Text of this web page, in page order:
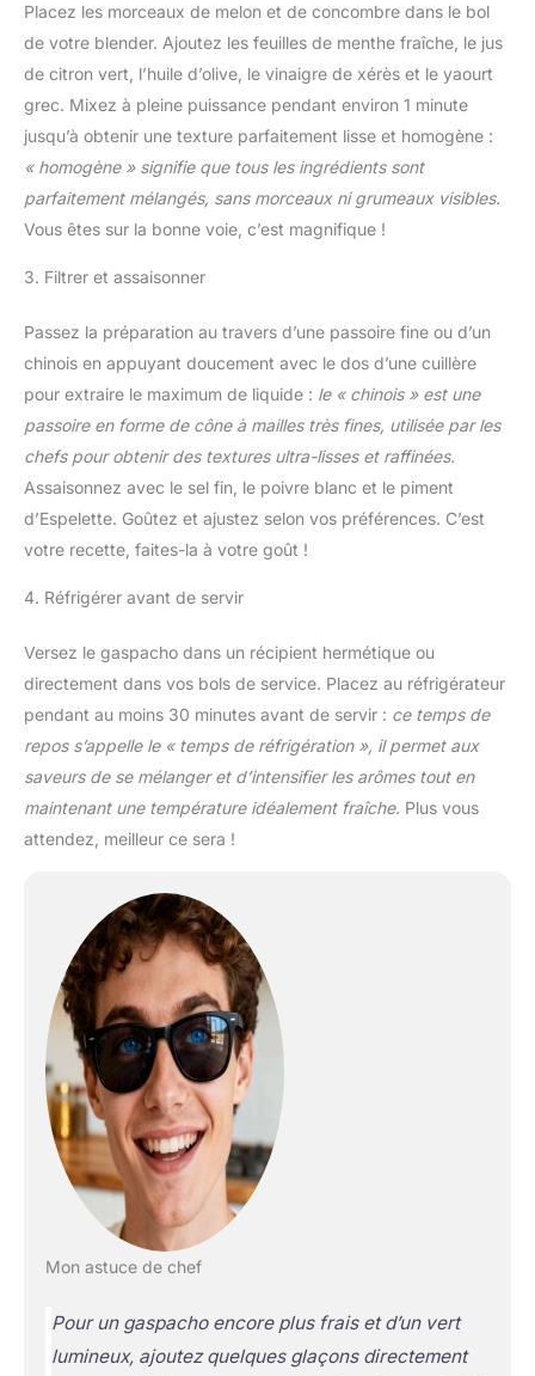
Placez les morceaux de melon et de concombre dans le bol
de votre blender. Ajoutez les feuilles de menthe fraîche, le jus
de citron vert, l’huile d’olive, le vinaigre de xérès et le yaourt
grec. Mixez à pleine puissance pendant environ 1 minute
jusqu’à obtenir une texture parfaitement lisse et homogène :
« homogène » signifie que tous les ingrédients sont
parfaitement mélangés, sans morceaux ni grumeaux visibles.
Vous êtes sur la bonne voie, c’est magnifique !
3. Filtrer et assaisonner
Passez la préparation au travers d’une passoire fine ou d’un
chinois en appuyant doucement avec le dos d’une cuillère
pour extraire le maximum de liquide : le « chinois » est une
passoire en forme de cône à mailles très fines, utilisée par les
chefs pour obtenir des textures ultra-lisses et raffinées.
Assaisonnez avec le sel fin, le poivre blanc et le piment
d’Espelette. Goûtez et ajustez selon vos préférences. C’est
votre recette, faites-la à votre goût !
4. Réfrigérer avant de servir
Versez le gaspacho dans un récipient hermétique ou
directement dans vos bols de service. Placez au réfrigérateur
pendant au moins 30 minutes avant de servir : ce temps de
repos s’appelle le « temps de réfrigération », il permet aux
saveurs de se mélanger et d’intensifier les arômes tout en
maintenant une température idéalement fraîche. Plus vous
attendez, meilleur ce sera !
Mon astuce de chef
Pour un gaspacho encore plus frais et d’un vert
lumineux, ajoutez quelques glaçons directement